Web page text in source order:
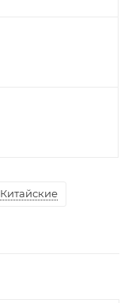
Китайские